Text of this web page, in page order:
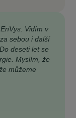
Vidím v
sebou i další
deseti let se
Myslím, že
můžeme